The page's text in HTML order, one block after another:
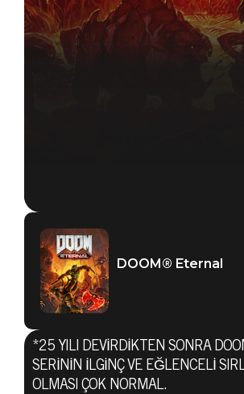
DOOM® Eternal
DOOM® Eternal
*25 YILI DEVIRDIKTEN SONRA
SERININ ILGINÇ VE EĞLENCELI
OLMASI ÇOK NORMAL.